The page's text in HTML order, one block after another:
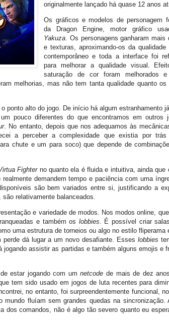
originalmente lançado há quase 12 anos
Os gráficos e modelos de personagem
da Dragon Engine, motor gráfico
Yakuza. Os personagens ganharam mais
e texturas, aproximando-os da
contemporâneo e toda a interface foi
para melhorar a qualidade visual.
saturação de cor foram melhorados
melhorias, mas não tem tanta qualidade quanto os
ponto alto do jogo. De início há algum estranhamento
pouco diferentes do que encontramos em outros
. No entanto, depois que nos adequamos às
a perceber a complexidade que existia por trás
chute e um para soco) que depende de
Fighterno quanto ela é fluida e intuitiva, ainda que
demandem tempo e paciência com uma
são bem variados entre si, justificando a
relativamente balanceados.
e variedade de modos. Nos modos online,
e também os lobbies . É possível criar
uma estrutura de torneios ou algo no estilo fliperama
perde dá lugar a um novo desafiante. Esseslobbies
jogando assistir as partidas e também alguns emojis e
estar jogando com umnetcodede mais de dez
tem sido usado em jogos de luta recentes para
no entanto, foi surpreendentemente funcional,
fluíam sem grandes quedas na sincronização.
dos comandos, não é algo tão severo quanto eu